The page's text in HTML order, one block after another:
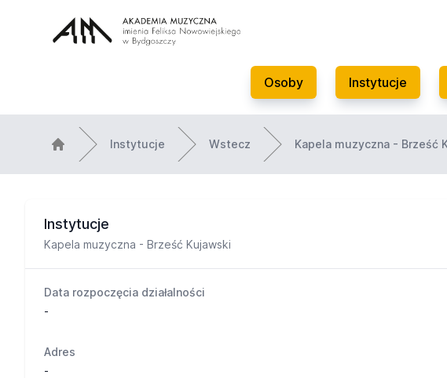
Osoby Instytucje
Instytucje Wstecz Kapela muzyczna - Brześć
Instytucje
Kapela muzyczna - Brześć Kujawski
Data rozpoczęcia działalności
-
Adres
-